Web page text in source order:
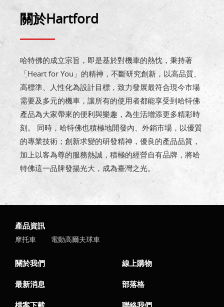
關於Hartford
哈特佛的成立宗旨，即是基於對機車的熱忱，秉持著
「Heart for You」的精神，不斷研究創新，以高品質、
高標準、人性化為設計目標，致力發展最符合現今市場
需要及多元的機車，讓所有的使用者都能享受到哈特佛
產品為大家帶來的便利與樂趣，為生活增添更多精彩時
刻。 同時，哈特佛也積極地開發內、外銷市場，以優質
的專業技術；創新求變的研發精神，優良的產品品質，
加上以客為尊的服務熱誠，積極的經營自有品牌，將哈
特佛這一品牌發揚光大，成為臺灣之光。
產品資訊
摩托車 電動高爾夫球車
關於我們 線上購物
最新消息 部落格